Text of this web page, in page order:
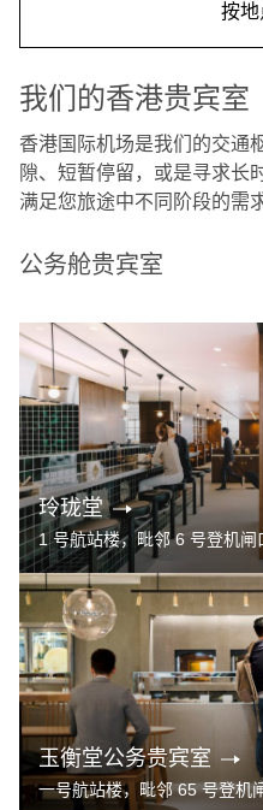
按地
我们的香港贵宾室
香港国际机场是我们的交通
隙、短暂停留，或是寻求长
满足您旅途中不同阶段的需求
公务舱贵宾室
玲珑堂
1 号航站楼，毗邻 6 号登机闸
玉衡堂公务贵宾室
一号航站楼，毗邻 65 号登机